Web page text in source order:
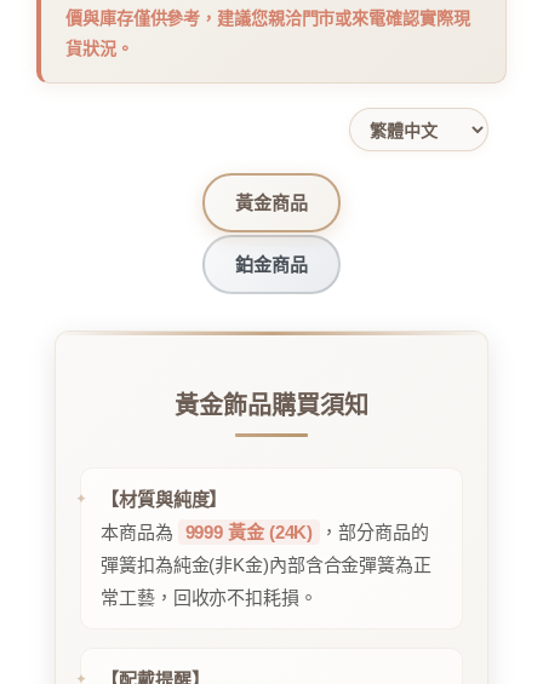
價與庫存僅供參考，建議您親洽門市或來電確認實際現
貨狀況。
黃金商品
鉑金商品
黃金飾品購買須知
【材質與純度】
本商品為
9999 黃金 (24K)
，部分商品的
彈簧扣為純金(非K金)內部含合金彈簧為正
常工藝，回收亦不扣耗損。
【配戴提醒】